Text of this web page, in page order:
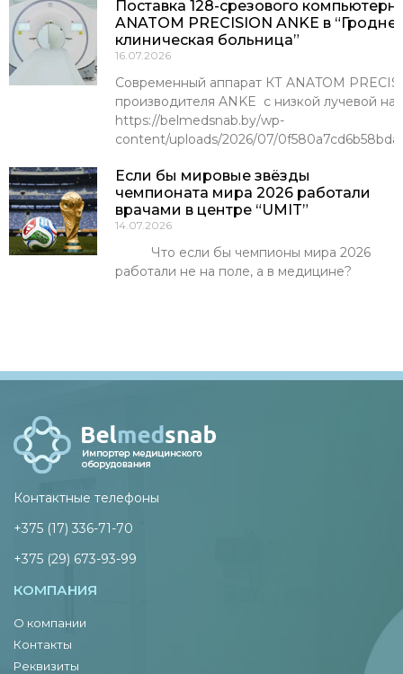
Поставка 128-срезового
ANATOM PRECISION ANKE в
клиническая больница”
16.07.2026
Современный аппарат КТ ANATOM
производителя ANKE с низкой лучевой
https://belmedsnab.by/wp-
content/uploads/2026/07/
Если бы мировые звёзды
чемпионата мира 2026 работали
врачами в центре “UMIT”
14.07.2026
Что если бы чемпионы мира 2026
работали не на поле, а в медицине?
Контактные телефоны
+375 (17) 336-71-70
+375 (29) 673-93-99
КОМПАНИЯ
О компании
Контакты
Реквизиты